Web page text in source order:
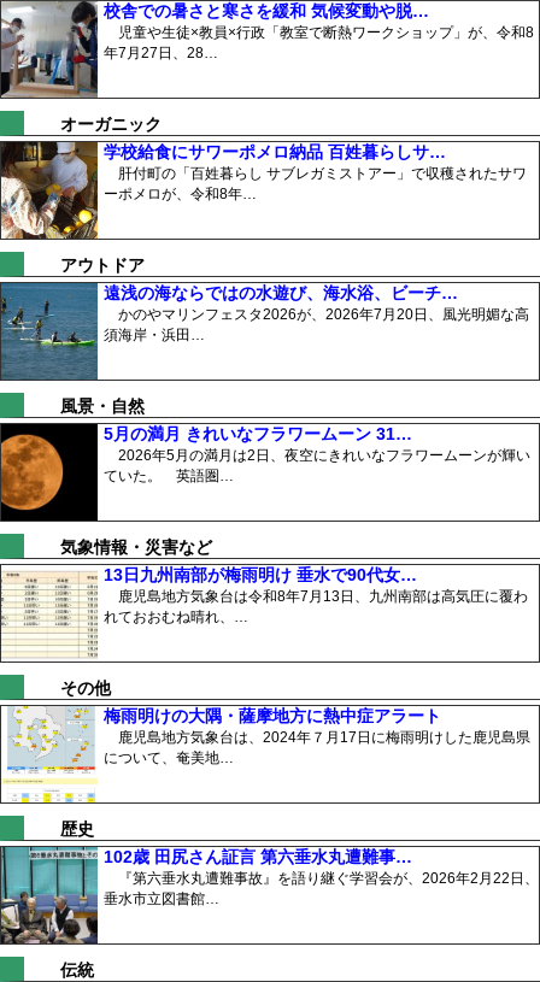
校舎での暑さと寒さを緩和 気候変動や脱…
児童や生徒×教員×行政「教室で断熱ワークショップ」が、令和8
年7月27日、28…
オーガニック
学校給食にサワーポメロ納品 百姓暮らしサ…
肝付町の「百姓暮らし サブレガミストアー」で収穫されたサワ
ーポメロが、令和8年…
アウトドア
遠浅の海ならではの水遊び、海水浴、ビーチ…
かのやマリンフェスタ2026が、2026年7月20日、風光明媚な高
須海岸・浜田…
風景・自然
5月の満月 きれいなフラワームーン 31…
2026年5月の満月は2日、夜空にきれいなフラワームーンが輝い
ていた。 英語圏…
気象情報・災害など
13日九州南部が梅雨明け 垂水で90代女…
鹿児島地方気象台は令和8年7月13日、九州南部は高気圧に覆わ
れておおむね晴れ、…
その他
梅雨明けの大隅・薩摩地方に熱中症アラート
鹿児島地方気象台は、2024年７月17日に梅雨明けした鹿児島県
について、奄美地…
歴史
102歳 田尻さん証言 第六垂水丸遭難事…
『第六垂水丸遭難事故』を語り継ぐ学習会が、2026年2月22日、
垂水市立図書館…
伝統